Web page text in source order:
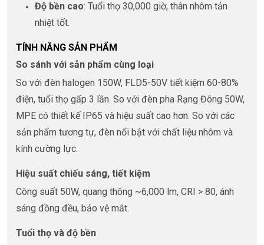
Độ bền cao: Tuổi thọ 30,000 giờ, thân nhôm tản
nhiệt tốt.
TÍNH NĂNG SẢN PHẨM
So sánh với sản phẩm cùng loại
So với đèn halogen 150W, FLD5-50V tiết kiệm 60-80%
điện, tuổi thọ gấp 3 lần. So với đèn pha Rạng Đông 50W,
MPE có thiết kế IP65 và hiệu suất cao hơn. So với các
sản phẩm tương tự, đèn nổi bật với chất liệu nhôm và
kính cường lực.
Hiệu suất chiếu sáng, tiết kiệm
Công suất 50W, quang thông ~6,000 lm, CRI > 80, ánh
sáng đồng đều, bảo vệ mắt.
Tuổi thọ và độ bền